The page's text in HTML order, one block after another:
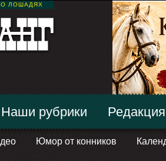
ЛОШАДЯХ
Юмор от конников
Наши рубрики Редакция